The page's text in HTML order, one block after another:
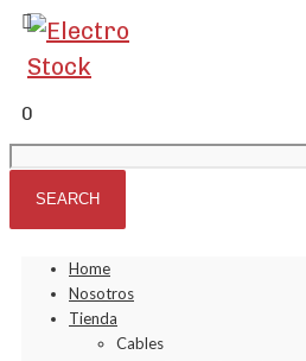
0
Home
Nosotros
Tienda
Cables